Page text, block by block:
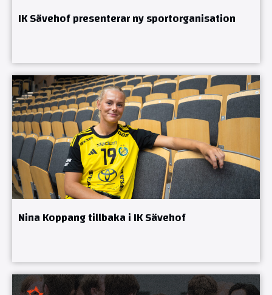
IK Sävehof presenterar ny sportorganisation
Nina Koppang tillbaka i IK Sävehof